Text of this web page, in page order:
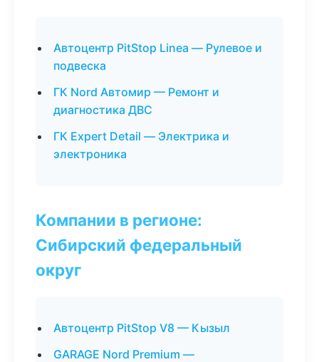
Автоцентр PitStop Linea — Рулевое и
подвеска
ГК Nord Автомир — Ремонт и
диагностика ДВС
ГК Expert Detail — Электрика и
электроника
Компании в регионе:
Сибирский федеральный
округ
Автоцентр PitStop V8 — Кызыл
GARAGE Nord Premium —